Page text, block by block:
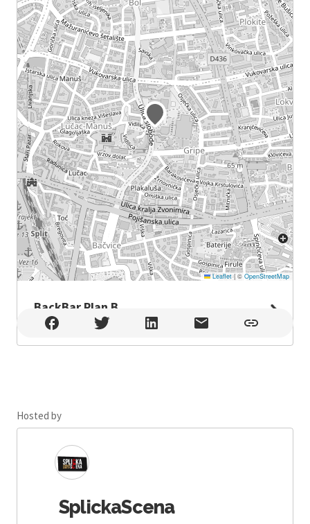
Leaflet |© OpenStreetMap
BackBar Plan B
BackBar Plan B , Split
Hosted by
SplickaScena